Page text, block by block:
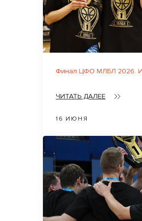
Финал ЦФО МЛБЛ 2026.
ЧИТАТЬ ДАЛЕЕ
16 ИЮНЯ